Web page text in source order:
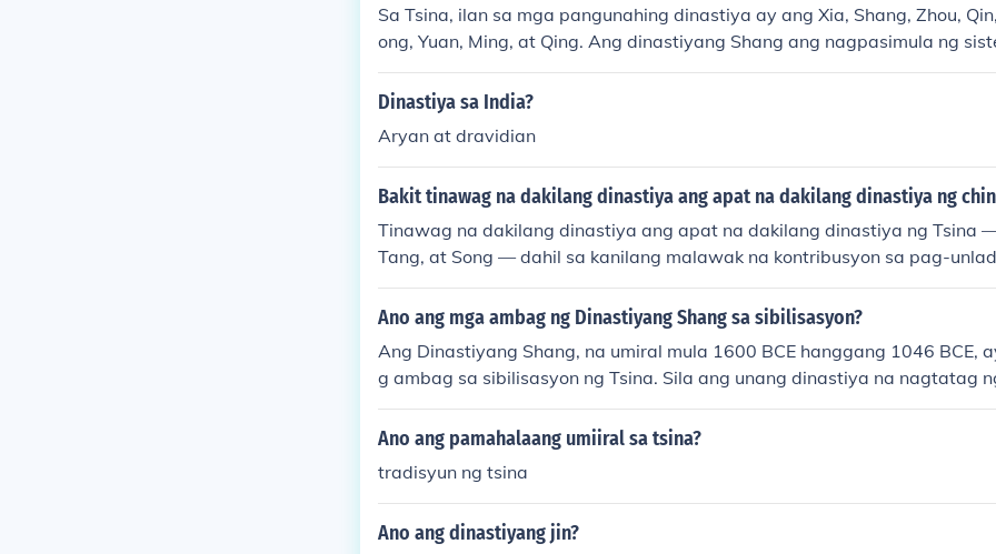
o at inobasyon sa kasaysayan ng Asya.
Sa Tsina, ilan sa mga pangunahing dinastiya ay ang Xia, Shang, Zhou,
ong, Yuan, Ming, at Qing. Ang dinastiyang Shang ang nagpasimula ng
at, habang ang Zhou ay nagbigay-diin sa Konsepto ng Mandate of
ilala sa pagbuo ng Great Wall at sa pag-iisa ng bansa, samantalang ang
Tang at Song ay nagpasikat sa sining at kultura, at ang Ming at Qing ay
agpapalawak ng impluwensya ng Tsina sa rehiyon.
Dinastiya sa India?
Aryan at dravidian
Bakit tinawag na dakilang dinastiya ang apat na dakilang dinastiya ng
Tinawag na dakilang dinastiya ang apat na dakilang dinastiya ng Tsina
Tang, at Song — dahil sa kanilang malawak na kontribusyon sa pag-unlad
litika, at ekonomiya ng bansa. Ang mga dinastiyang ito ay nagpasimula
gong sistema ng pamahalaan, mga reporma sa lipunan, at mga
t kultura sa iba pang mga bansa. Ang kanilang pamumuno ay nagbigay-
o ng isang matatag at maunlad na sibilisasyon.
Ano ang mga ambag ng Dinastiyang Shang sa sibilisasyon?
Ang Dinastiyang Shang, na umiral mula 1600 BCE hanggang 1046 BCE,
g ambag sa sibilisasyon ng Tsina. Sila ang unang dinastiya na nagtatag
isadong pamahalaan at sistema ng pagsusulat, kung saan nakabuo ng
na naglalaman ng mga sinaunang simbolo. Bukod dito, pinahusay nila ang
anilang mga kontribusyon sa sining at relihiyon ay naglatag ng pundasyon
susunod na dinastiya sa Tsina.
Ano ang pamahalaang umiiral sa tsina?
tradisyun ng tsina
Ano ang dinastiyang jin?